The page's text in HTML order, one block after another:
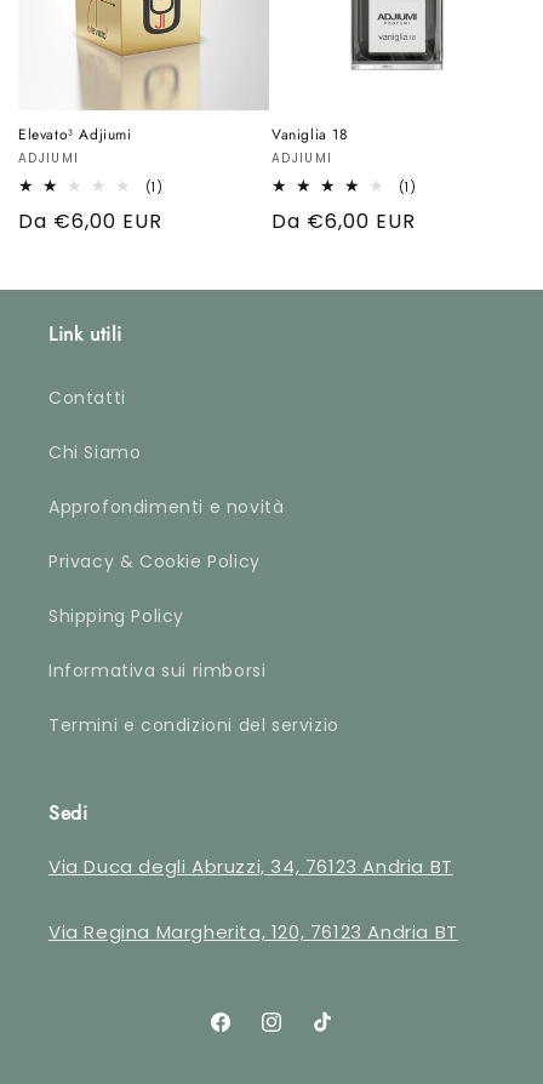
Elevato³ Adjiumi
Produttore:
ADJIUMI
(1)
Prezzo
Da €6,00 EUR
Vaniglia 18
Produttore:
ADJIUMI
(1)
Prezzo
Da €6,00 EUR
Link utili
Contatti
Chi Siamo
Approfondimenti e novità
Privacy & Cookie Policy
Shipping Policy
Informativa sui rimborsi
Termini e condizioni del servizio
Sedi
Via Duca degli Abruzzi, 34, 76123 Andria BT
Via Regina Margherita, 120, 76123 Andria BT
FacebookInstagram
TikTok